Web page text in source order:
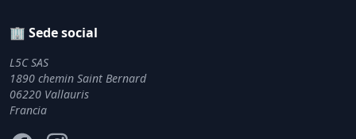
🏢 Sede social
L5C SAS
1890 chemin Saint Bernard
06220 Vallauris
Francia